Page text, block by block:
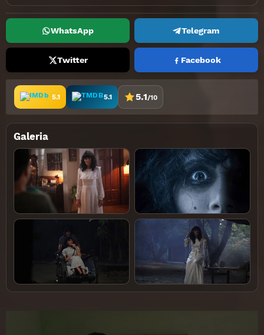
WhatsApp Telegram
Twitter Facebook
5.1 5.1 5.1/10
Galeria